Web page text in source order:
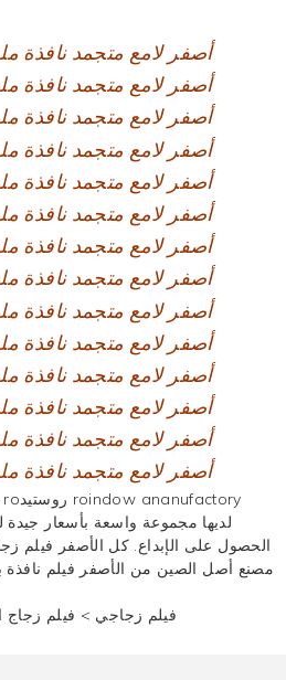
الحصول على الإبداع. كل الأصفر فيلم
مصنع أصل الصين من الأصفر فيلم نافذة
فيلم زجاجي > فيلم زجاج